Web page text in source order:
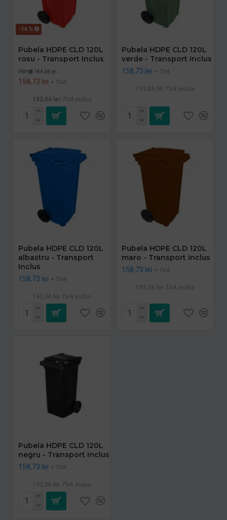
-14 %
Pubela HDPE CLD 120L
rosu - Transport Inclus
PRP 184,48 lei
158,73 lei + TVA
192,06 lei TVA inclus
Pubela HDPE CLD 120L
verde - Transport Inclus
158,73 lei + TVA
192,06 lei TVA inclus
Pubela HDPE CLD 120L
albastru - Transport
Inclus
158,73 lei + TVA
192,06 lei TVA inclus
Pubela HDPE CLD 120L
maro - Transport inclus
158,73 lei + TVA
192,06 lei TVA inclus
Pubela HDPE CLD 120L
negru - Transport Inclus
158,73 lei + TVA
192,06 lei TVA inclus